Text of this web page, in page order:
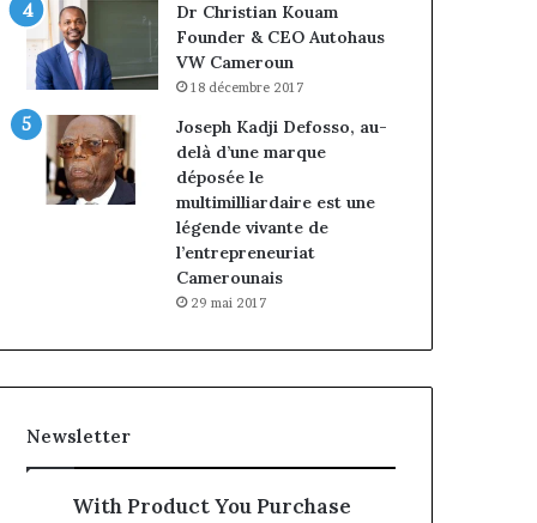
Dr Christian Kouam
Founder & CEO Autohaus
VW Cameroun
18 décembre 2017
Joseph Kadji Defosso, au-
delà d’une marque
déposée le
multimilliardaire est une
légende vivante de
l’entrepreneuriat
Camerounais
29 mai 2017
Newsletter
With Product You Purchase